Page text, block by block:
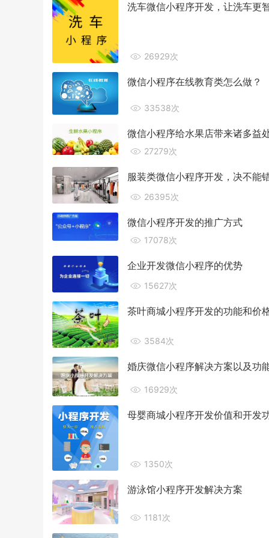
洗车微信小程序开发，让洗车更
26929次
微信小程序在线教育类怎么做？
33538次
微信小程序给水果店带来诸多益
27279次
服装类微信小程序开发，决不能
26395次
微信小程序开发的推广方式
17078次
企业开发微信小程序的优势
15627次
茶叶商城小程序开发的功能和价
3584次
婚庆微信小程序解决方案以及功
16929次
母婴商城小程序开发价值和开发
1350次
游泳馆小程序开发解决方案
1181次